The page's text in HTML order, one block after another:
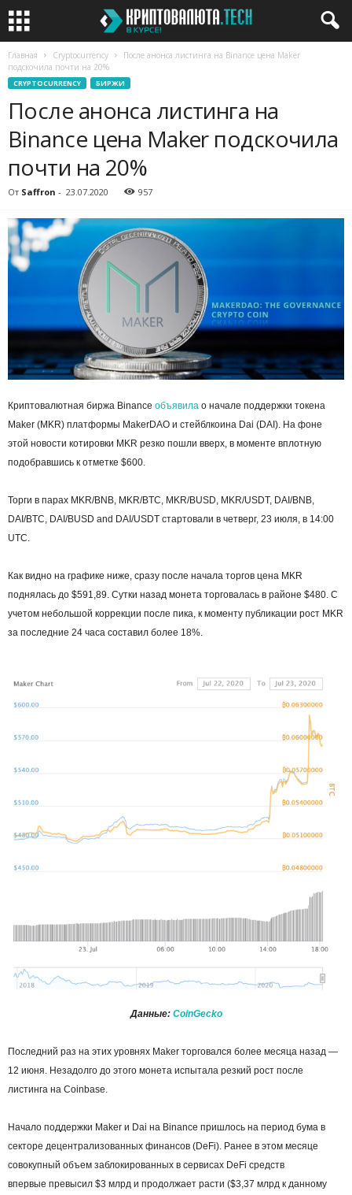
Главная Cryptocurrency
После анонса листинга на Binance цена Maker
подскочила почти на 20%
CRYPTOCURRENCY БИРЖИ
После анонса листинга на
Binance цена Maker подскочила
почти на 20%
От Saffron - 23.07.2020 957
Криптовалютная биржа Binance объявила о начале поддержки токена
Maker (MKR) платформы MakerDAO и стейблкоина Dai (DAI). На фоне
этой новости котировки MKR резко пошли вверх, в моменте вплотную
подобравшись к отметке $600.
Торги в парах MKR/BNB, MKR/BTC, MKR/BUSD, MKR/USDT, DAI/BNB,
DAI/BTC, DAI/BUSD and DAI/USDT стартовали в четверг, 23 июля, в 14:00
UTC.
Как видно на графике ниже, сразу после начала торгов цена MKR
поднялась до $591,89. Cутки назад монета торговалась в районе $480. С
учетом небольшой коррекции после пика, к моменту публикации рост MKR
за последние 24 часа составил более 18%.
Данные: CoinGecko
Последний раз на этих уровнях Maker торговался более месяца назад —
12 июня. Незадолго до этого монета испытала резкий рост после
листинга на Coinbase.
Начало поддержки Maker и Dai на Binance пришлось на период бума в
секторе децентрализованных финансов (DeFi). Ранее в этом месяце
совокупный объем заблокированных в сервисах DeFi средств
впервые превысил $3 млрд и продолжает расти ($3,37 млрд к данному